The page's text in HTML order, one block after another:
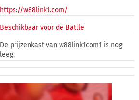
https://w88link1.com/
Beschikbaar voor de Battle
De prijzenkast van w88link1com1 is nog
leeg.